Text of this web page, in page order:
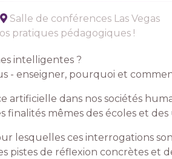
Salle de conférences Las Vegas
pratiques pédagogiques !
intelligentes ?
- enseigner, pourquoi et
artificielle dans nos sociétés
finalités mêmes des écoles et des
lesquelles ces interrogations
pistes de réflexion concrètes